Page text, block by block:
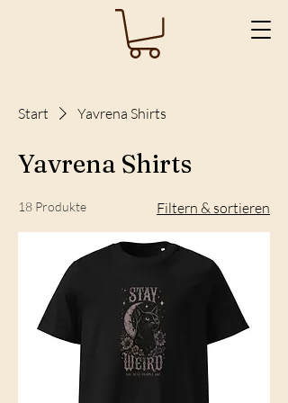
Start Yavrena Shirts
Yavrena Shirts
18 Produkte Filtern & sortieren